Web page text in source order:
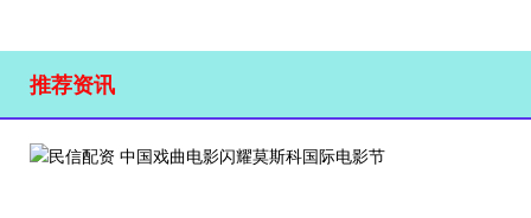
推荐资讯